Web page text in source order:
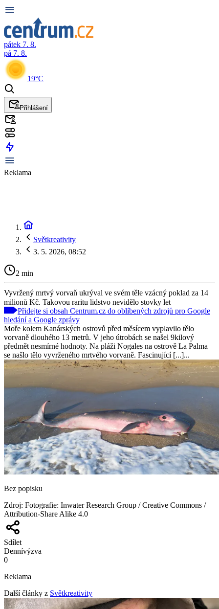
pátek 7. 8.
pá 7. 8.
19°C
Přihlášení
Reklama
Světkreativity
3. 5. 2026, 08:52
2 min
Vyvržený mrtvý vorvaň ukrýval ve svém těle vzácný poklad za 14
milionů Kč. Takovou raritu lidstvo nevidělo stovky let
Přidejte si obsah Centrum.cz do oblíbených zdrojů pro Google
hledání a Google zprávy
Moře kolem Kanárských ostrovů před měsícem vyplavilo tělo
vorvaně dlouhého 13 metrů. V jeho útrobách se našel 9kilový
předmět nesmírné hodnoty. Na pláži Nogales na ostrově La Palma
se našlo tělo vyvrženého mrtvého vorvaně. Fascinující [...]...
Bez popisku
Zdroj: Fotografie: Inwater Research Group / Creative Commons /
Attribution-Share Alike 4.0
Sdílet
Dennívýzva
0
Reklama
Další články z Světkreativity